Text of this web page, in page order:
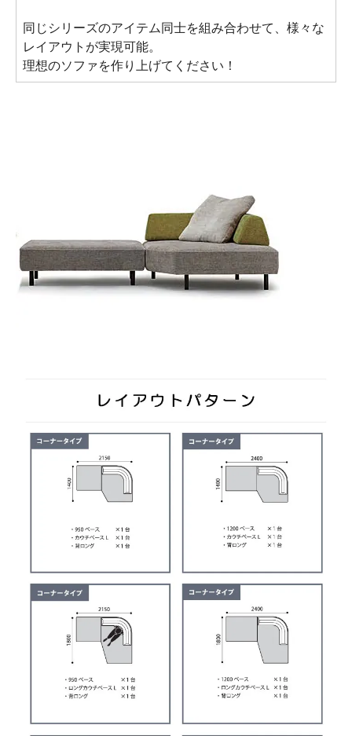
同じシリーズのアイテム同士を組み合わせて、様々な
レイアウトが実現可能。
理想のソファを作り上げてください！